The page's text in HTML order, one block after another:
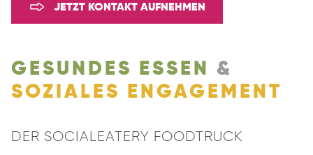
JETZT KONTAKT AUFNEHMEN
GESUNDES ESSEN
&
SOZIALES ENGAGEMENT
DER SOCIALEATERY FOODTRUCK